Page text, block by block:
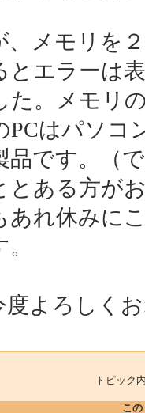
、メモリを
とエラーは
た。メモリ
PCはパソコ
品です。（
とある方が
あれ休みに
度よろしく
トピッ
こ